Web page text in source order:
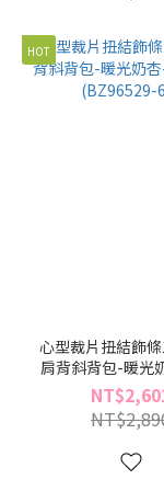
HOT
心型裁片扭結飾
肩背斜背包-暖光
系列